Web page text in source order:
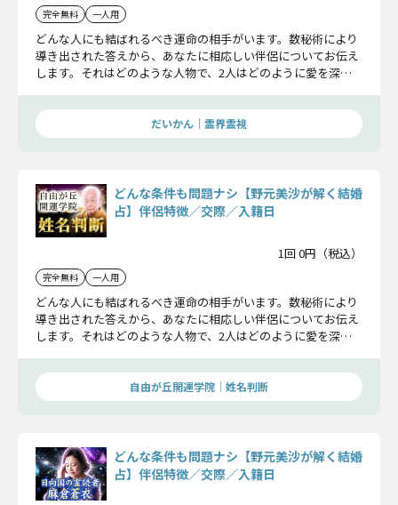
完全無料 一人用
どんな人にも結ばれるべき運命の相手がいます。数秘術により
導き出された答えから、あなたに相応しい伴侶についてお伝え
します。それはどのような人物で、2人はどのように愛を深
の詳細をお確かめ下さい。
だいかん｜霊界霊視
どんな条件も問題ナシ【野元美沙が解く結婚
占】伴侶特徴／交際／入籍日
1回 0円（税込）
完全無料 一人用
どんな人にも結ばれるべき運命の相手がいます。数秘術により
導き出された答えから、あなたに相応しい伴侶についてお伝え
します。それはどのような人物で、2人はどのように愛を深
の詳細をお確かめ下さい。
自由が丘開運学院│姓名判断
どんな条件も問題ナシ【野元美沙が解く結婚
占】伴侶特徴／交際／入籍日